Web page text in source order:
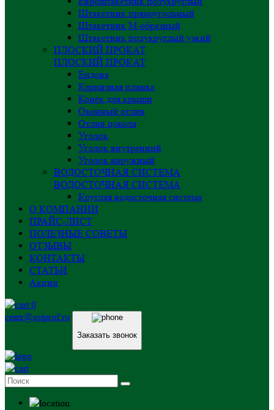
Штакетник прямоугольный
Штакетник М-образный
Штакетник полукруглый узкий
ПЛОСКИЙ ПРОКАТ
ПЛОСКИЙ ПРОКАТ
Ендова
Карнизная планка
Конёк для крыши
Оконный отлив
Отлив цоколя
Уголок
Уголок внутренний
Уголок наружный
ВОДОСТОЧНАЯ СИСТЕМА
ВОДОСТОЧНАЯ СИСТЕМА
Круглая водосточная система
О КОМПАНИИ
ПРАЙС-ЛИСТ
ПОЛЕЗНЫЕ СОВЕТЫ
ОТЗЫВЫ
КОНТАКТЫ
СТАТЬИ
Акции
0
centr@astprof.ru
Заказать звонок